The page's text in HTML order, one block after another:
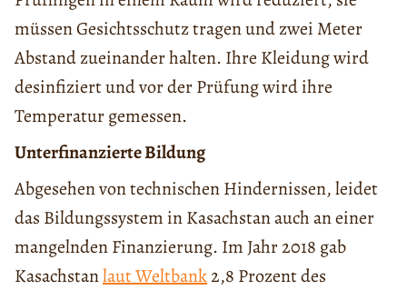
müssen Gesichtsschutz tragen und zwei Meter
Abstand zueinander halten. Ihre Kleidung wird
desinfiziert und vor der Prüfung wird ihre
Temperatur gemessen.
Unterfinanzierte Bildung
Abgesehen von technischen Hindernissen, leidet
das Bildungssystem in Kasachstan auch an einer
mangelnden Finanzierung. Im Jahr 2018 gab
Kasachstanlaut Weltbank2,8 Prozent des